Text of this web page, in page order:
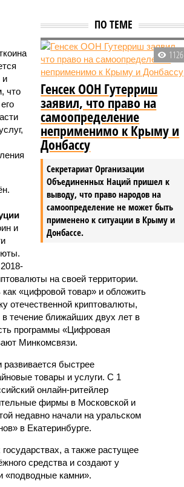
ПО ТЕМЕ
1126
Генсек ООН Гутерриш
заявил, что право на
самоопределение
неприменимо к Крыму и
Донбассу
Секретариат Организации
Объединенных Наций пришел к
выводу, что право народов на
самоопределение не может быть
применено к ситуации в Крыму и
Донбассе.
и
что
и
на своей территории.
«цифровой товар» и обложить
отечественной криптовалюты,
течение ближайших двух лет в
программы «Цифровая
Минкомсвязи.
быстрее
товары и услуги. С 1
онлайн-ритейлер
фирмы в Московской и
недавно начали на уральском
в Екатеринбурге.
а также растущее
средства и создают у
«подводные камни».